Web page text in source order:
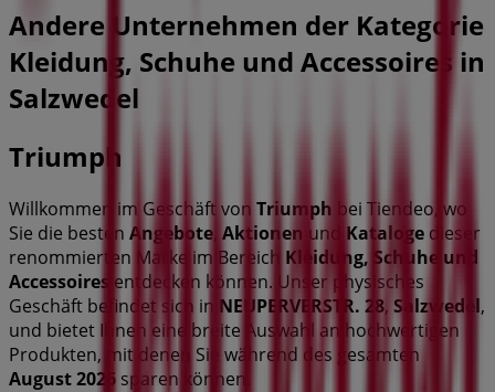
Andere Unternehmen der Kategorie
Kleidung, Schuhe und Accessoires in
Salzwedel
Triumph
Willkommen im Geschäft von Triumph bei Tiendeo, wo
Sie die besten Angebote Aktionen und Kataloge dieser
renommierten Marke im Bereich Kleidung, Schuhe und
Accessoires entdecken können. Unser physisches
Geschäft befindet sich in NEUPERVERSTR. 28, Salzwedel,
und bietet Ihnen eine breite Auswahl an hochwertigen
Produkten, mit denen Sie während des gesamten
August 2026 sparen können.